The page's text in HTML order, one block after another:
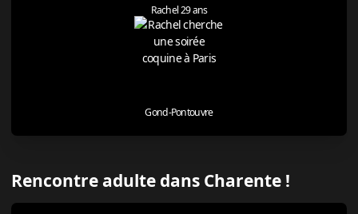
Rachel 29 ans
Gond-Pontouvre
Rencontre adulte dans Charente !